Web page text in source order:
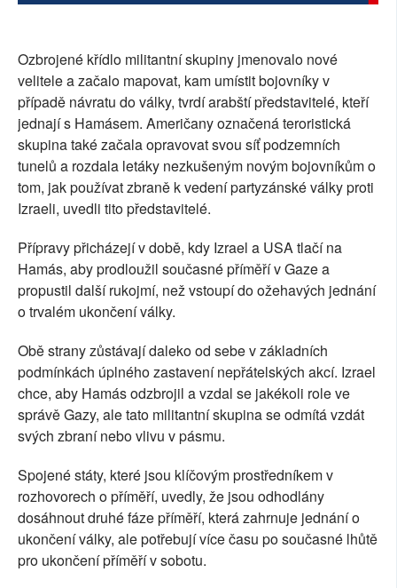
Ozbrojené křídlo militantní skupiny jmenovalo nové
velitele a začalo mapovat, kam umístit bojovníky v
případě návratu do války, tvrdí arabští představitelé, kteří
jednají s Hamásem. Američany označená teroristická
skupina také začala opravovat svou síť podzemních
tunelů a rozdala letáky nezkušeným novým bojovníkům o
tom, jak používat zbraně k vedení partyzánské války proti
Izraeli, uvedli tito představitelé.
Přípravy přicházejí v době, kdy Izrael a USA tlačí na
Hamás, aby prodloužil současné příměří v Gaze a
propustil další rukojmí, než vstoupí do ožehavých jednání
o trvalém ukončení války.
Obě strany zůstávají daleko od sebe v základních
podmínkách úplného zastavení nepřátelských akcí. Izrael
chce, aby Hamás odzbrojil a vzdal se jakékoli role ve
správě Gazy, ale tato militantní skupina se odmítá vzdát
svých zbraní nebo vlivu v pásmu.
Spojené státy, které jsou klíčovým prostředníkem v
rozhovorech o příměří, uvedly, že jsou odhodlány
dosáhnout druhé fáze příměří, která zahrnuje jednání o
ukončení války, ale potřebují více času po současné lhůtě
pro ukončení příměří v sobotu.